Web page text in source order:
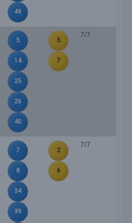
49
5
14
25
26
40
5
7
7/7
7
8
34
39
2
6
7/7